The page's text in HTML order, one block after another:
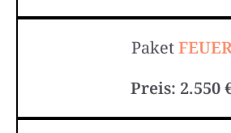
Paket
Preis: 2.550